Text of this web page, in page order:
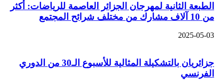
الطبعة الثانية لمهرجان الجزائر العاصمة للرياضات: أكثر
من 10 آلاف مشارك من مختلف شرائح المجتمع
2025-05-03
جزائريان بالتشكيلة المثالية للأسبوع الـ30 من الدوري
الفرنسي